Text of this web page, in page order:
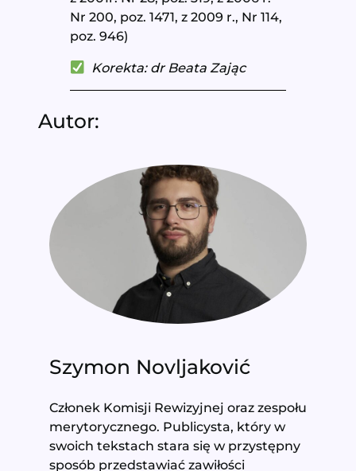
Nr 200, poz. 1471, z 2009 r., Nr 114,
poz. 946)
Korekta: dr Beata Zając
Autor:
Szymon Novljaković
Członek Komisji Rewizyjnej oraz zespołu
merytorycznego. Publicysta, który w
swoich tekstach stara się w przystępny
sposób przedstawiać zawiłości